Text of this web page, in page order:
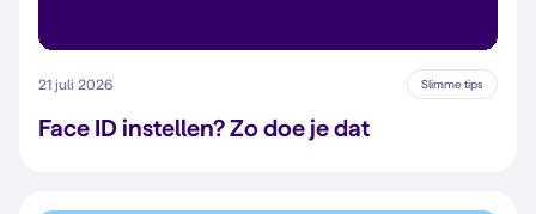
21 juli 2026 Slimme tips
Face ID instellen? Zo doe je dat